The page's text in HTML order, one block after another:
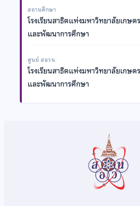
สถานศึกษา
โรงเรียนสาธิตแห่งมหาวิทยาลัยเกษ
และพัฒนาการศึกษา
ศูนย์ สอวน.
โรงเรียนสาธิตแห่งมหาวิทยาลัยเกษ
และพัฒนาการศึกษา